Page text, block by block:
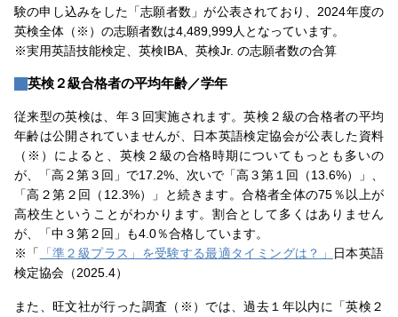
験の申し込みをした「志願者数」が公表されており、2024年度の
英検全体（※）の志願者数は4,489,999人となっています。
※実用英語技能検定、英検IBA、英検Jr. の志願者数の合算
英検２級合格者の平均年齢／学年
従来型の英検は、年３回実施されます。英検２級の合格者の平均
年齢は公開されていませんが、日本英語検定協会が公表した資料
（※）によると、英検２級の合格時期についてもっとも多いの
が、「高２第３回」で17.2%、次いで「高３第１回（13.6%）」、
「高２第２回（12.3%）」と続きます。合格者全体の75％以上が
高校生ということがわかります。割合として多くはありません
が、「中３第２回」も4.0％合格しています。
※「
「準２級プラス」を受験する最適タイミングは？」
日本英語
検定協会（2025.4）
また、旺文社が行った調査（※）では、過去１年以内に「英検２